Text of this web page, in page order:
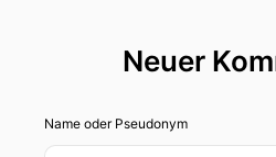
Neuer
Name oder Pseudonym